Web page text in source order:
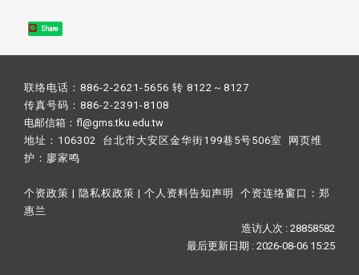
Share
联络电话：886-2-2621-5656 转 8122～8127
传真号码：886-2-2391-8108
电邮信箱：fl@gms.tku.edu.tw
地址：106302 台北市大安区金华街199巷5号506室 网页维
护： 廖家鸣​
个资政策 | 隐私权政策 | 个人资料告知声明 个资连络窗口： 郑
惠兰
造访人次 : 28858582
最后更新日期 :2026-08-06 15:25